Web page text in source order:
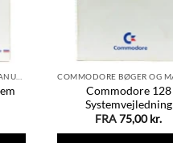
Commodore 128
Systemvejledning
FRA75,00kr.